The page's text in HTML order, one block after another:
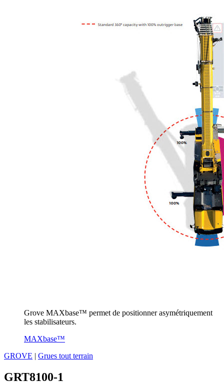
Grove MAXbase™ permet de positionner asymétriquement
les stabilisateurs.
MAXbase™
GROVE | Grues tout terrain
GRT8100-1